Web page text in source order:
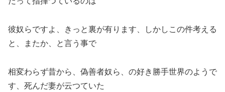
彼奴らですよ、きっと裏が有ります、しかしこの件考える
と、またか、と言う事で
相変わらず昔から、偽善者奴ら、の好き勝手世界のようで
す、死んだ妻が云つていた